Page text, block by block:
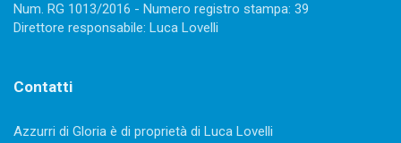
Num. RG 1013/2016 - Numero registro stampa: 39
Direttore responsabile: Luca Lovelli
Contatti
Azzurri di Gloria è di proprietà di Luca Lovelli